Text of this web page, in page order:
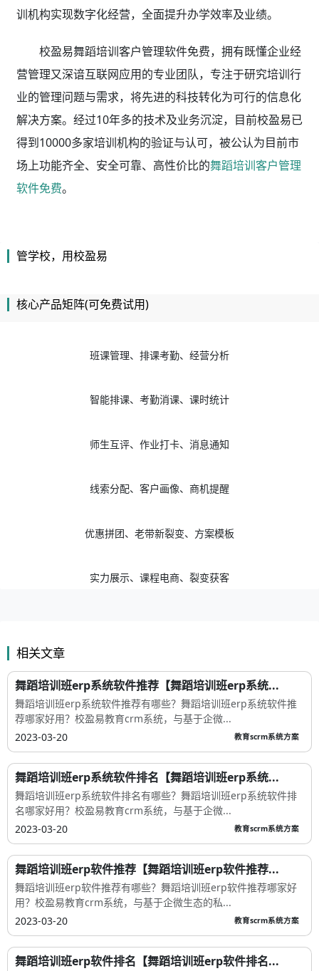
训机构实现数字化经营，全面提升办学效率及业绩。
校盈易舞蹈培训客户管理软件免费，拥有既懂企业经
营管理又深谙互联网应用的专业团队，专注于研究培训行
业的管理问题与需求，将先进的科技转化为可行的信息化
解决方案。经过10年多的技术及业务沉淀，目前校盈易已
得到10000多家培训机构的验证与认可，被公认为目前市
场上功能齐全、安全可靠、高性价比的舞蹈培训客户管理
软件免费。
管学校，用校盈易
核心产品矩阵(可免费试用)
班课管理、排课考勤、经营分析
智能排课、考勤消课、课时统计
师生互评、作业打卡、消息通知
线索分配、客户画像、商机提醒
优惠拼团、老带新裂变、方案模板
实力展示、课程电商、裂变获客
相关文章
舞蹈培训班erp系统软件推荐【舞蹈培训班erp系统...
舞蹈培训班erp系统软件推荐有哪些？舞蹈培训班erp系统软件推
荐哪家好用？校盈易教育crm系统，与基于企微...
2023-03-20
教育scrm系统方案
舞蹈培训班erp系统软件排名【舞蹈培训班erp系统...
舞蹈培训班erp系统软件排名有哪些？舞蹈培训班erp系统软件排
名哪家好用？校盈易教育crm系统，与基于企微...
2023-03-20
教育scrm系统方案
舞蹈培训班erp软件推荐【舞蹈培训班erp软件推荐...
舞蹈培训班erp软件推荐有哪些？舞蹈培训班erp软件推荐哪家好
用？校盈易教育crm系统，与基于企微生态的私...
2023-03-20
教育scrm系统方案
舞蹈培训班erp软件排名【舞蹈培训班erp软件排名...